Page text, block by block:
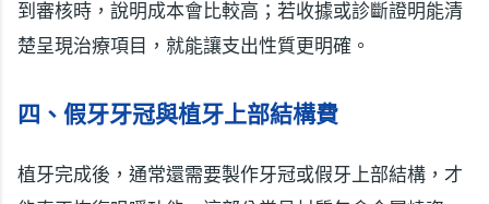
到審核時，說明成本會比較高；若收據或診斷證明能清
楚呈現治療項目，就能讓支出性質更明確。
四、假牙牙冠與植牙上部結構費
植牙完成後，通常還需要製作牙冠或假牙上部結構，才